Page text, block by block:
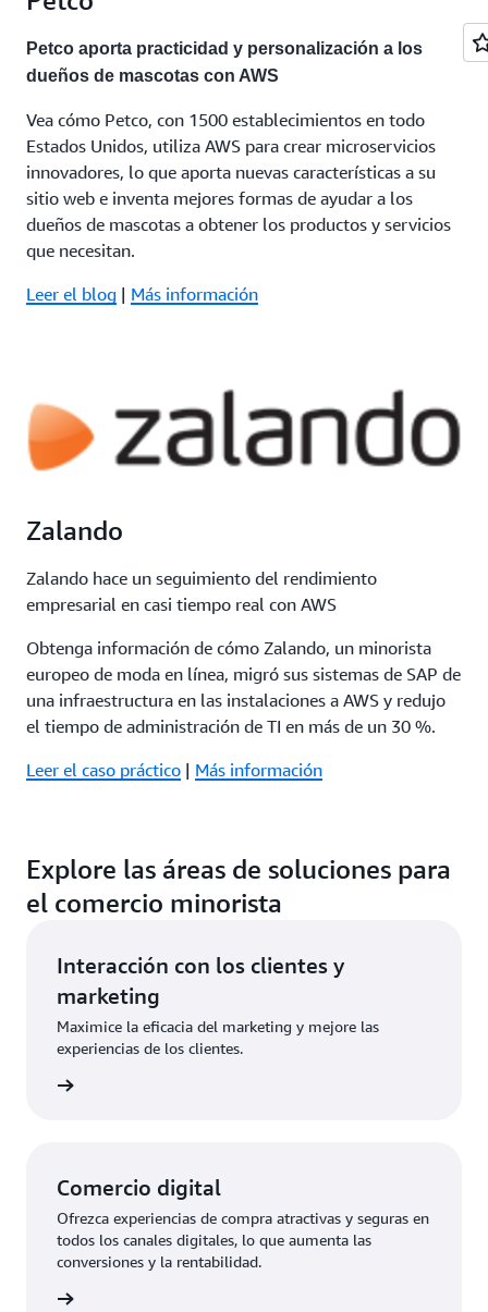
Petco aporta practicidad y personalización a los
dueños de mascotas con AWS
Vea cómo Petco, con 1500 establecimientos en todo
Estados Unidos, utiliza AWS para crear microservicios
innovadores, lo que aporta nuevas características a su
sitio web e inventa mejores formas de ayudar a los
dueños de mascotas a obtener los productos y servicios
que necesitan.
Leer el blog | Más información
Zalando
Zalando hace un seguimiento del rendimiento
empresarial en casi tiempo real con AWS
Obtenga información de cómo Zalando, un minorista
europeo de moda en línea, migró sus sistemas de SAP de
una infraestructura en las instalaciones a AWS y redujo
el tiempo de administración de TI en más de un 30 %.
Leer el caso práctico | Más información
Explore las áreas de soluciones para
el comercio minorista
Interacción con los clientes y
marketing
Maximice la eficacia del marketing y mejore las
experiencias de los clientes.
Comercio digital
Ofrezca experiencias de compra atractivas y seguras en
todos los canales digitales, lo que aumenta las
conversiones y la rentabilidad.